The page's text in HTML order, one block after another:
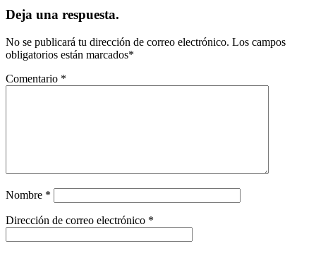
Deja una respuesta.
No se publicará tu dirección de correo electrónico. Los campos
obligatorios están marcados*
Comentario *
Nombre *
Dirección de correo electrónico *